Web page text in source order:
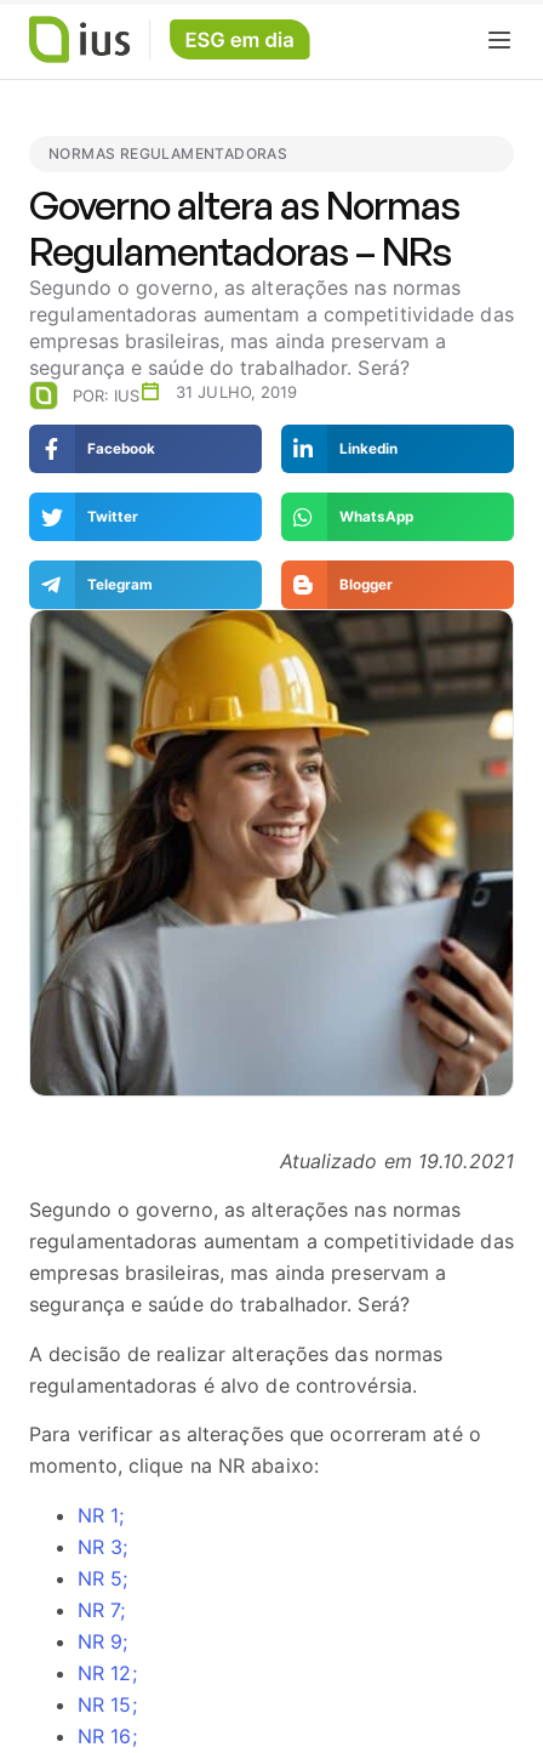
NORMAS REGULAMENTADORAS
Governo altera as Normas
Regulamentadoras – NRs
Segundo o governo, as alterações nas normas
regulamentadoras aumentam a competitividade das
empresas brasileiras, mas ainda preservam a
segurança e saúde do trabalhador. Será?
POR: IUS 31 JULHO, 2019
Facebook Linkedin
Twitter WhatsApp
Telegram Blogger
Atualizado em 19.10.2021
Segundo o governo, as alterações nas normas
regulamentadoras aumentam a competitividade das
empresas brasileiras, mas ainda preservam a
segurança e saúde do trabalhador. Será?
A decisão de realizar alterações das normas
regulamentadoras é alvo de controvérsia.
Para verificar as alterações que ocorreram até o
momento, clique na NR abaixo:
NR 1;
NR 3;
NR 5;
NR 7;
NR 9;
NR 12;
NR 15;
NR 16;